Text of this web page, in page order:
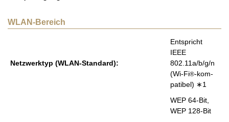
WLAN-Bereich
Netz­werk­typ (WLAN-Stan­dard):
Ent­spricht
IEEE
802.11a/b/g/n
(Wi-Fi®-kom­
pa­ti­bel) ∗1
WEP 64-Bit,
WEP 128-Bit